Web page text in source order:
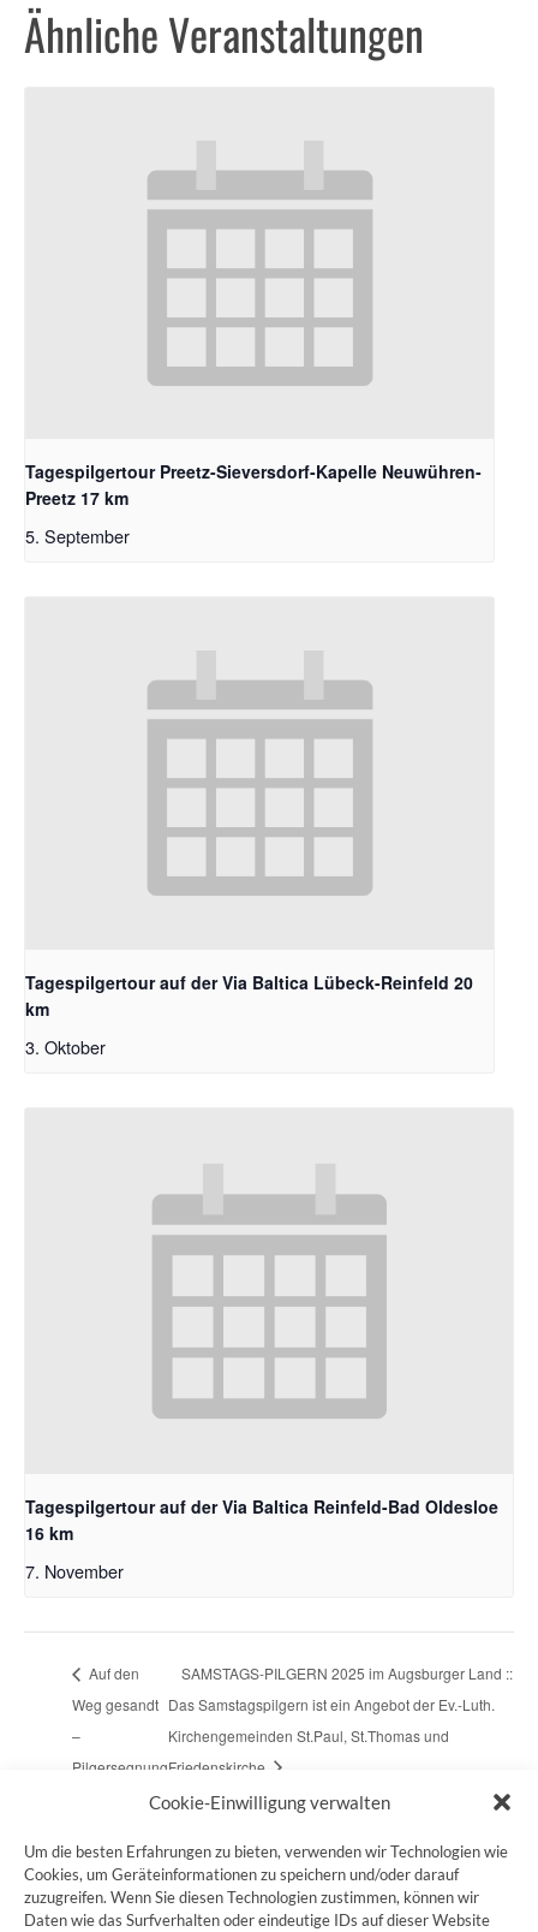
Cookie-Einwilligung verwalten
Um die besten Erfahrungen zu bieten, verwenden wir Technologien wie
Cookies, um Geräteinformationen zu speichern und/oder darauf
zuzugreifen. Wenn Sie diesen Technologien zustimmen, können wir
Daten wie das Surfverhalten oder eindeutige IDs auf dieser Website
Ähnliche Veranstaltungen
Tagespilgertour Preetz-Sieversdorf-Kapelle Neuwühren-
Preetz 17 km
5. September
Tagespilgertour auf der Via Baltica Lübeck-Reinfeld 20
km
3. Oktober
Tagespilgertour auf der Via Baltica Reinfeld-Bad Oldesloe
16 km
7. November
Auf den
Weg gesandt
–
Pilgersegnung
SAMSTAGS-PILGERN 2025 im Augsburger Land ::
Das Samstagspilgern ist ein Angebot der Ev.-Luth.
Kirchengemeinden St.Paul, St.Thomas und
Friedenskirche
ZUM JAKOBSWEG SHOP